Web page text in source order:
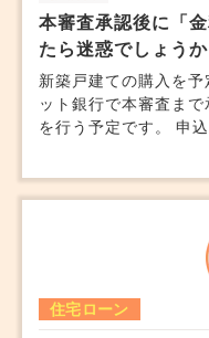
本審査承認後に「
たら迷惑でしょうか
新築戸建ての購入を
ット銀行で本審査ま
を行う予定です。 申
るか確認します」と
で、手続きが最初か
また、金利タイプを
出ることはありますか
住宅ローン